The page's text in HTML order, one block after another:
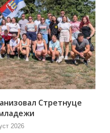
Стретнуце
2026